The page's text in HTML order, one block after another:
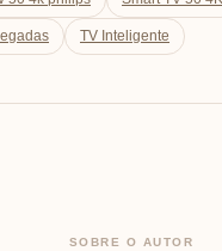
TV Inteligente
SOBRE O AUTOR